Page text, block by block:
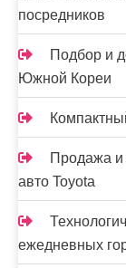
посредников
Подбор и
Южной Кореи
Продажа и
авто Toyota
ежедневных